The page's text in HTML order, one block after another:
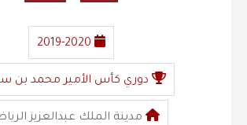
2019-2020
دوري كأس الأمير محمد بن
مدينة الملك عبدالعزيز